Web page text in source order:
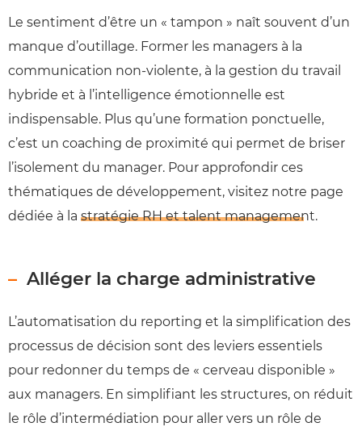
Le sentiment d’être un « tampon » naît souvent d’un
manque d’outillage. Former les managers à la
communication non-violente, à la gestion du travail
hybride et à l’intelligence émotionnelle est
indispensable. Plus qu’une formation ponctuelle,
c’est un coaching de proximité qui permet de briser
l’isolement du manager. Pour approfondir ces
thématiques de développement, visitez notre page
dédiée à la stratégie RH et talent management.
Alléger la charge administrative
L’automatisation du reporting et la simplification des
processus de décision sont des leviers essentiels
pour redonner du temps de « cerveau disponible »
aux managers. En simplifiant les structures, on réduit
le rôle d’intermédiation pour aller vers un rôle de